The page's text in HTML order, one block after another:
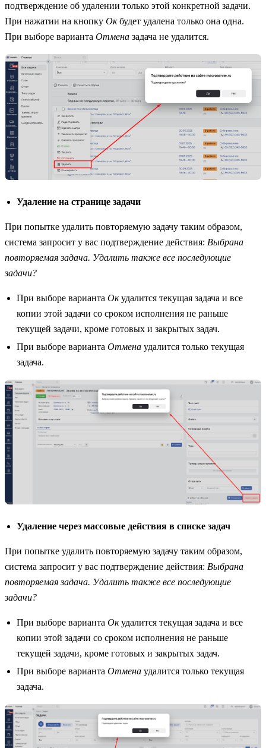
подтверждение об удалении только этой конкретной задачи.
При нажатии на кнопку Окбудет удалена только она одна.
При выборе варианта Отмена задача не удалится.
Удаление на странице задачи
При попытке удалить повторяемую задачу таким образом,
система запросит у вас подтверждение действия: Выбрана
повторяемая задача. Удалить также все последующие
задачи?
При выборе варианта Окудалится текущая задача и все
копии этой задачи со сроком исполнения не раньше
текущей задачи, кроме готовых и закрытых задач.
При выборе варианта Отмена удалится только текущая
задача.
Удаление через массовые действия в списке задач
При попытке удалить повторяемую задачу таким образом,
система запросит у вас подтверждение действия: Выбрана
повторяемая задача. Удалить также все последующие
задачи?
При выборе варианта Окудалится текущая задача и все
копии этой задачи со сроком исполнения не раньше
текущей задачи, кроме готовых и закрытых задач.
При выборе варианта Отмена удалится только текущая
задача.